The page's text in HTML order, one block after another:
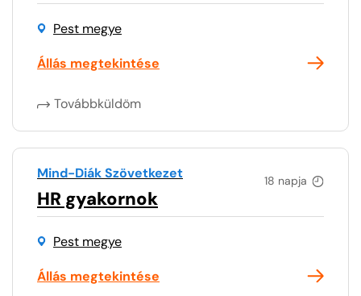
Pest megye
Állás megtekintése
Továbbküldöm
18 napja
Mind-Diák Szövetkezet
HR gyakornok
Pest megye
Állás megtekintése